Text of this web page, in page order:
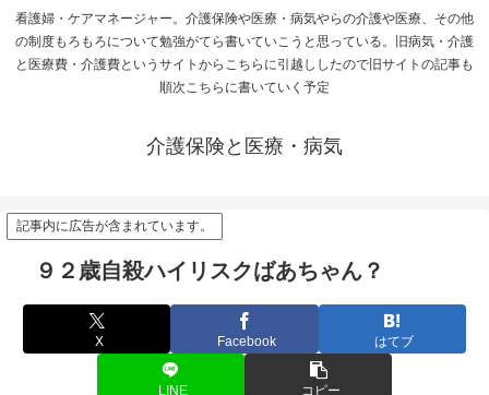
看護婦・ケアマネージャー。介護保険や医療・病気やらの介護や医療、その他
の制度もろもろについて勉強がてら書いていこうと思っている。旧病気・介護
と医療費・介護費というサイトからこちらに引越ししたので旧サイトの記事も
順次こちらに書いていく予定
介護保険と医療・病気
記事内に広告が含まれています。
９２歳自殺ハイリスクばあちゃん？
X Facebook はてブ
LINE コピー